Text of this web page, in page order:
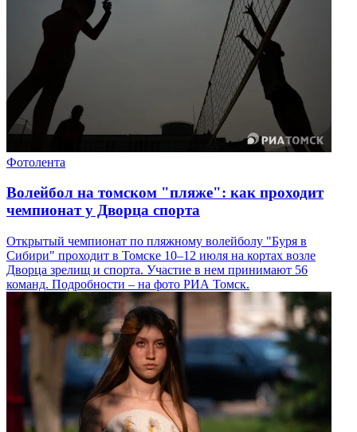
Фотолента
Волейбол на томском "пляже": как проходит
чемпионат у Дворца спорта
Открытый чемпионат по пляжному волейболу "Буря в
Сибири" проходит в Томске 10–12 июля на кортах возле
Дворца зрелищ и спорта. Участие в нем принимают 56
команд. Подробности – на фото РИА Томск.